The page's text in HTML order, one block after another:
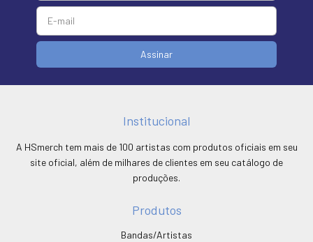
Institucional
A HSmerch tem mais de 100 artistas com produtos oficiais em seu
site oficial, além de milhares de clientes em seu catálogo de
produções.
Produtos
Bandas/Artistas